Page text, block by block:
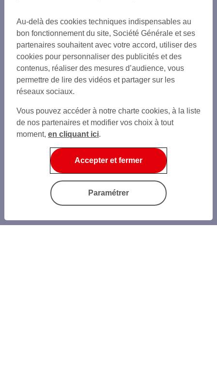
Au-delà des cookies techniques indispensables au
bon fonctionnement du site, Société Générale et ses
partenaires souhaitent avec votre accord, utiliser des
cookies pour personnaliser des publicités et des
contenus, réaliser des mesures d’audience, vous
permettre de lire des vidéos et partager sur les
réseaux sociaux.
Vous pouvez accéder à notre charte cookies, à la liste
de nos partenaires et modifier vos choix à tout
moment, en cliquant ici.
Accepter et fermer
Paramétrer